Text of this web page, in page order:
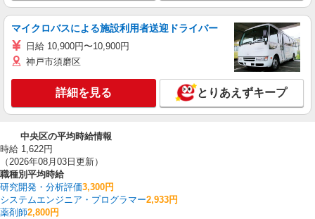
マイクロバスによる施設利用者送迎ドライバー
日給 10,900円〜10,900円
神戸市須磨区
詳細を見る とりあえずキープ
中央区の平均時給情報
時給 1,622円
（2026年08月03日更新）
職種別平均時給
研究開発・分析評価3,300円
システムエンジニア・プログラマー2,933円
薬剤師2,800円